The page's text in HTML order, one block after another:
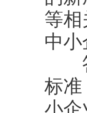
等
中
答
标准
小企